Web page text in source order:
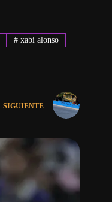
# xabi alonso
SIGUIENTE